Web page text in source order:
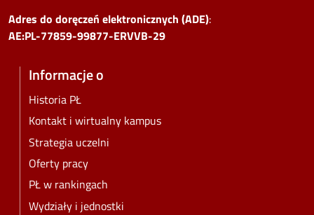
Adres do doręczeń elektronicznych (ADE):
AE:PL-77859-99877-ERVVB-29
Informacje o
Historia PŁ
Kontakt i wirtualny kampus
Strategia uczelni
Oferty pracy
PŁ w rankingach
Wydziały i jednostki